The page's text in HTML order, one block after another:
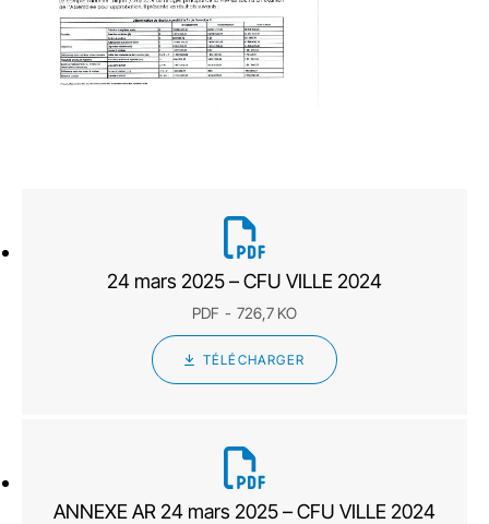
24 mars 2025 – CFU VILLE 2024
PDF 726,7 KO
TÉLÉCHARGER
ANNEXE AR 24 mars 2025 – CFU VILLE 2024